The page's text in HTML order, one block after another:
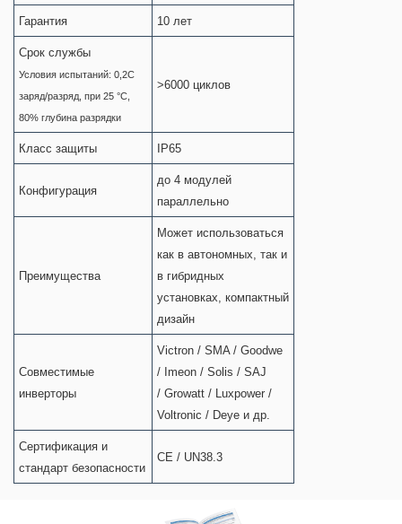
Гарантия 10 лет
Cрок службы
Условия испытаний: 0,2С
заряд/разряд, при 25 °С,
80% глубина разрядки
>6000 циклов
Класс защиты IP65
Конфигурация
до 4 модулей
параллельно
Преимущества
Может использоваться
как в автономных, так и
в гибридных
установках, компактный
дизайн
Совместимые
инверторы
Victron / SMA / Goodwe
/ Imeon / Solis / SAJ
/ Growatt / Luxpower /
Voltronic / Deye и др.
Сертификация и
стандарт безопасности
CE / UN38.3